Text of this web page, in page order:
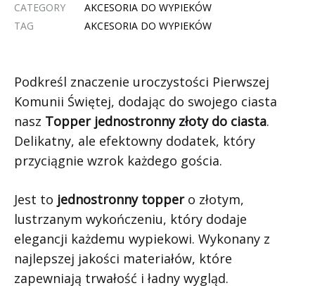
CATEGORY
AKCESORIA DO WYPIEKÓW
TAG
AKCESORIA DO WYPIEKÓW
Podkreśl znaczenie uroczystości Pierwszej
Komunii Świętej, dodając do swojego ciasta
nasz Topper jednostronny złoty do ciasta.
Delikatny, ale efektowny dodatek, który
przyciągnie wzrok każdego gościa.
Jest to jednostronny toppero złotym,
lustrzanym wykończeniu, który dodaje
elegancji każdemu wypiekowi. Wykonany z
najlepszej jakości materiałów, które
zapewniają trwałość i ładny wygląd.